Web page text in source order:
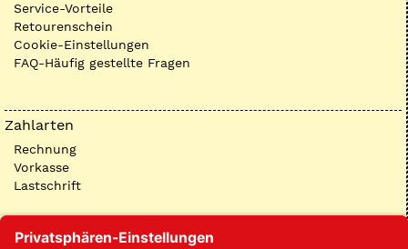
Service-Vorteile
Retourenschein
Cookie-Einstellungen
FAQ-Häufig gestellte Fragen
Zahlarten
Rechnung
Vorkasse
Lastschrift